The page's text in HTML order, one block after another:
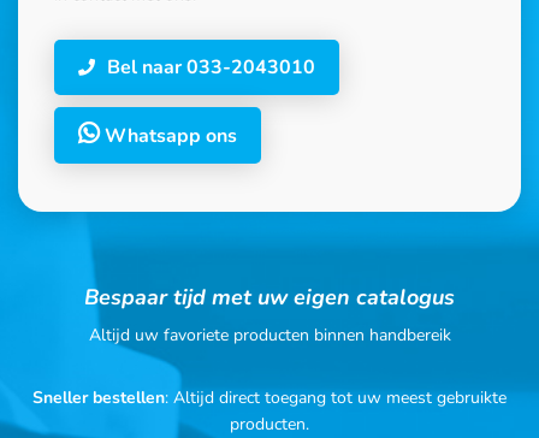
Bel naar 033-2043010
Whatsapp ons
Bespaar tijd met uw eigen catalogus
Altijd uw favoriete producten binnen handbereik
Sneller bestellen: Altijd direct toegang tot uw meest gebruikte
producten.